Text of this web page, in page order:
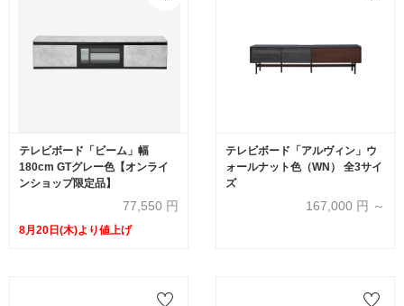
テレビボード「ビーム」幅
180cm GTグレー色【オンライ
ンショップ限定品】
77,550 円
8月20日(木)より値上げ
テレビボード「アルヴィン」ウ
ォールナット色（WN） 全3サイ
ズ
167,000 円 ～